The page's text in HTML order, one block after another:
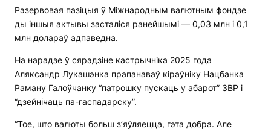
Рэзервовая пазіцыя ў Міжнародным валютным фондзе
ды іншыя актывы засталіся ранейшымі — 0,03 млн і 0,1
млн долараў адпаведна.
На нарадзе ў сярэдзіне кастрычніка 2025 года
Аляксандр Лукашэнка прапанаваў кіраўніку Нацбанка
Раману Галоўчанку “патрошку пускаць у абарот” ЗВР і
“дзейнічаць па-гаспадарску”.
“Тое, што валюты больш з’яўляецца, гэта добра. Але